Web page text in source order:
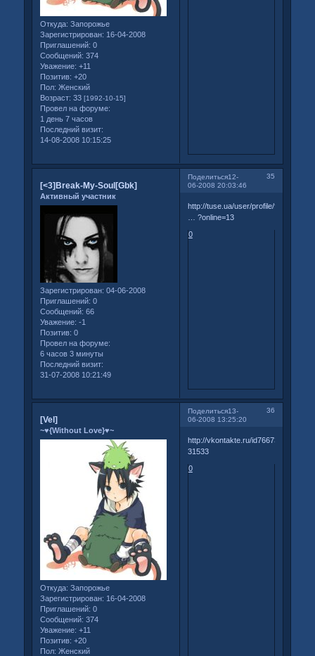
Откуда: Запорожье
Зарегистрирован: 16-04-2008
Приглашений: 0
Сообщений: 374
Уважение: +11
Позитив: +20
Пол: Женский
Возраст: 33 [1992-10-15]
Провел на форуме:
1 день 7 часов
Последний визит:
14-08-2008 10:15:25
Поделиться 35
12-
06-2008 20:03:46
[<3]Break-My-Soul[Gbk]
Активный участник
Зарегистрирован: 04-06-2008
Приглашений: 0
Сообщений: 66
Уважение: -1
Позитив: 0
Провел на форуме:
6 часов 3 минуты
Последний визит:
31-07-2008 10:21:49
http://tuse.ua/user/profile/friend/cont
… ?online=13
0
Поделиться 36
13-
06-2008 13:25:20
[Vel]
~♥{Without Love}♥~
Откуда: Запорожье
Зарегистрирован: 16-04-2008
Приглашений: 0
Сообщений: 374
Уважение: +11
Позитив: +20
Пол: Женский
http://vkontakte.ru/id7667302?
31533
0